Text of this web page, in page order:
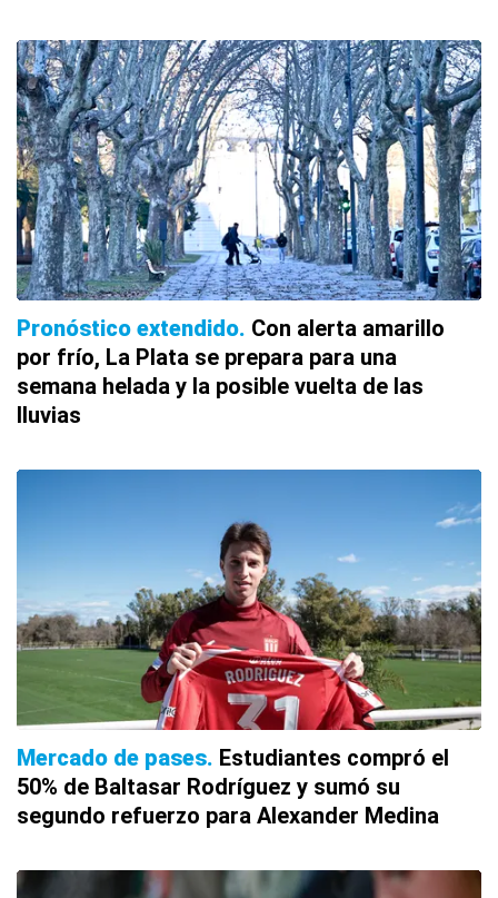
Pronóstico extendido Con alerta amarillo
por frío, La Plata se prepara para una
semana helada y la posible vuelta de las
lluvias
Mercado de pases Estudiantes compró el
50% de Baltasar Rodríguez y sumó su
segundo refuerzo para Alexander Medina